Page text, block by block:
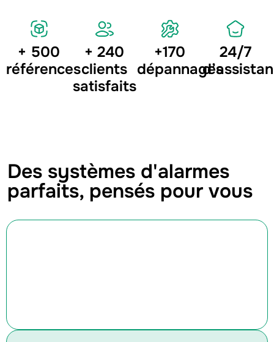
+ 500
références
+ 240
clients
satisfaits
+170
dépannages
24/7
Des systèmes d'alarmes
parfaits, pensés pour vous